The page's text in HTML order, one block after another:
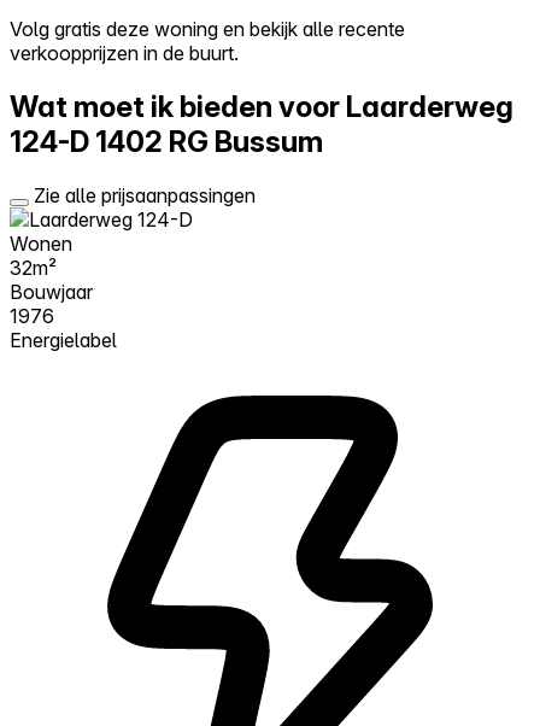
Log in
Volg gratis deze woning en bekijk alle recente
verkoopprijzen in de buurt.
Wat moet ik bieden voor Laarderweg
124-D 1402 RG Bussum
Zie alle prijsaanpassingen
Wonen
32m²
Bouwjaar
1976
Energielabel